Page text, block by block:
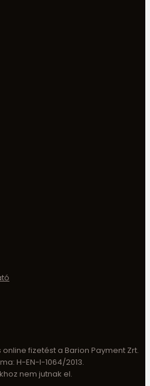
fizetést a Barion Payment Zrt.
H-EN-I-1064/2013.
nem jutnak el.